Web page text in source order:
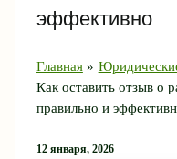
эффективно
Главная
Как оставить отзыв о
правильно и
12 января, 2026